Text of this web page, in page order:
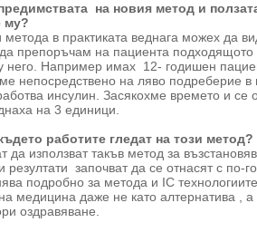
на новия метод и
му?
в практиката веднага можех да
препоръчам на пациента подходящото
него. Например имах 12- годишен
непосредствено на ляво подреберие в
инсулин. Засякохме времето и се
на 3 единици.
работите гледат на този метод?
използват такъв метод за
започват да се отнасят с по-
подробно за метода и IC
медицина даже не като алтернатива , а
оздравяване.